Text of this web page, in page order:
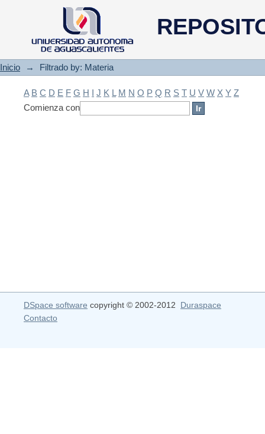
Filtrado by: Materia
Inicio → Filtrado by: Materia
A B C D E F G H I J K L M N O P Q R S T U V W X Y Z
Comienza con
DSpace software copyright © 2002-2012 Duraspace
Contacto